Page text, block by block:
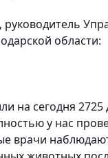
руководитель
области:
на сегодня 2725
у нас
врачи